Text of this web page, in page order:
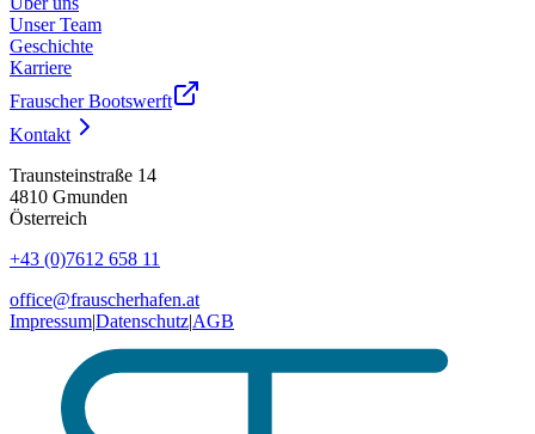
Unser Team
Geschichte
Karriere
Frauscher Bootswerft
Kontakt
Traunsteinstraße 14
4810 Gmunden
Österreich
+43 (0)7612 658 11
office@frauscherhafen.at
Impressum|Datenschutz|AGB